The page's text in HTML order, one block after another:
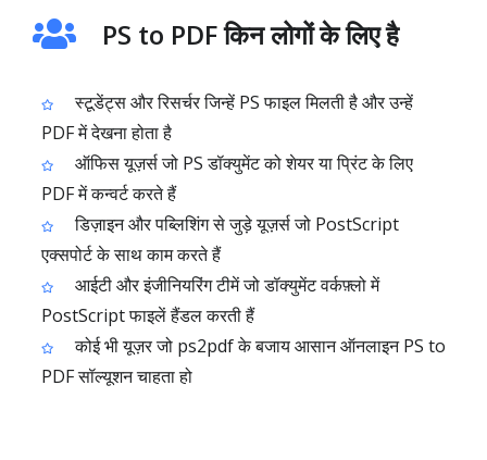
PS to PDF किन लोगों के लिए है
स्टूडेंट्स और रिसर्चर जिन्हें PS फाइल मिलती है और उन्हें
PDF में देखना होता है
ऑफिस यूज़र्स जो PS डॉक्युमेंट को शेयर या प्रिंट के लिए
PDF में कन्वर्ट करते हैं
डिज़ाइन और पब्लिशिंग से जुड़े यूज़र्स जो PostScript
एक्सपोर्ट के साथ काम करते हैं
आईटी और इंजीनियरिंग टीमें जो डॉक्युमेंट वर्कफ़्लो में
PostScript फाइलें हैंडल करती हैं
कोई भी यूज़र जो ps2pdf के बजाय आसान ऑनलाइन PS to
PDF सॉल्यूशन चाहता हो